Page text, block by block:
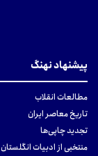
پیشنهاد نهنگ
مطالعات انقلاب
تاریخ معاصر ایران
تجدید چاپی‌ها
منتخبی از ادبیات انگلستان